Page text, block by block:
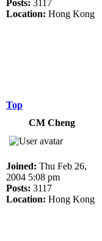
Posts: 3117
Location: Hong Kong
Top
CM Cheng
Joined: Thu Feb 26,
2004 5:08 pm
Posts: 3117
Location: Hong Kong